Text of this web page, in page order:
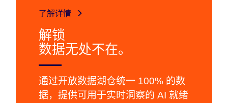
了解详情
解锁
数据无处不在。
通过开放数据湖仓统一 100% 的数
据，提供可用于实时洞察的 AI 就绪